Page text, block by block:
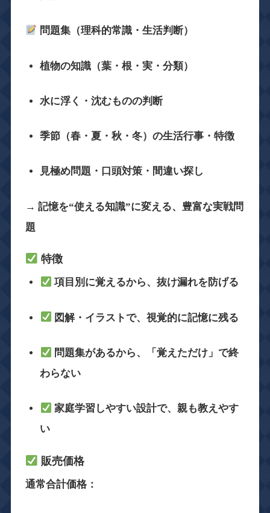
問題集（理科的常識・生活判断）
植物の知識（葉・根・実・分類）
水に浮く・沈むものの判断
季節（春・夏・秋・冬）の生活行事・特徴
見極め問題・口頭対策・間違い探し
→ 記憶を“使える知識”に変える、豊富な実戦問
題
特徴
項目別に覚えるから、 抜け漏れを防げる
図解・イラストで、 視覚的に記憶に残る
問題集があるから、
「覚えただけ」で終
わらない
家庭学習しやすい設計で、 親も教えやす
い
販売価格
通常合計価格：